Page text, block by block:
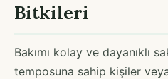
Bitkileri
Bakımı kolay ve dayanıklı
temposuna sahip kişiler